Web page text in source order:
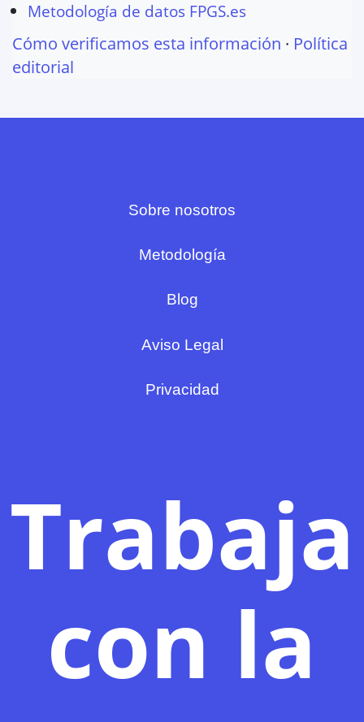
Metodología de datos FPGS.es
Cómo verificamos esta información · Política
editorial
Sobre nosotros
Metodología
Blog
Aviso Legal
Privacidad
Trabaja
con la